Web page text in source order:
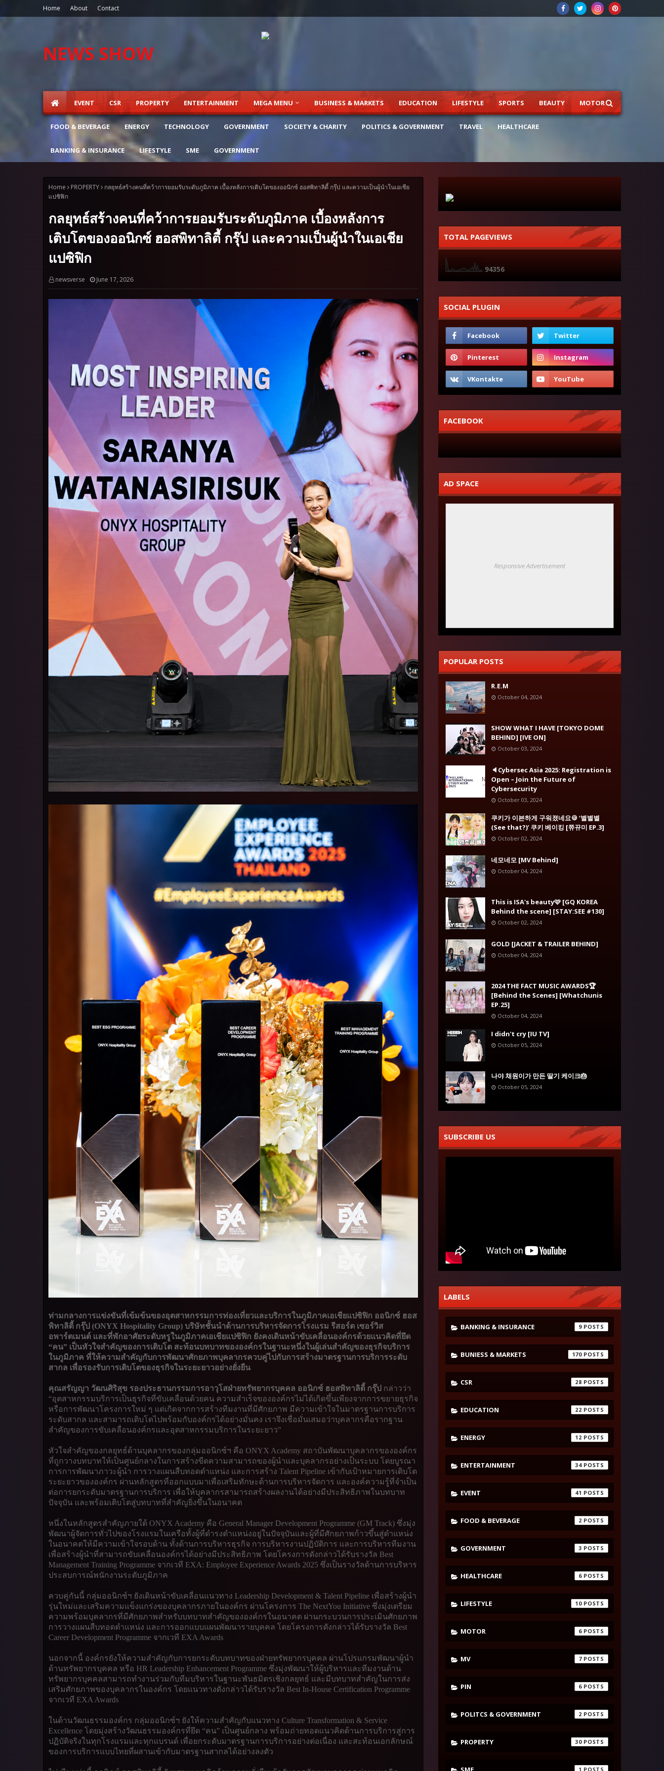
Home About Contact
NEWS SHOW
EVENT CSR PROPERTY ENTERTAINMENT MEGA MENU BUSINESS & MARKETS EDUCATION LIFESTYLE SPORTS BEAUTY MOTOR
FOOD & BEVERAGE ENERGY TECHNOLOGY GOVERNMENT SOCIETY & CHARITY POLITICS & GOVERNMENT TRAVEL HEALTHCARE
BANKING & INSURANCE LIFESTYLE SME GOVERNMENT
Home PROPERTY
กลยุทธ์สร้างคนที่คว้าการยอมรับระดับภูมิภาค เบื้องหลังการเติบโตของออนิกซ์ ฮอสพิทาลิตี้ กรุ๊ป และความเป็นผู้นำในเอเชีย
แปซิฟิก
กลยุทธ์สร้างคนที่คว้าการยอมรับระดับภูมิภาค เบื้องหลังการ
เติบโตของออนิกซ์ ฮอสพิทาลิตี้ กรุ๊ป และความเป็นผู้นำในเอเชีย
แปซิฟิก
newsverse June 17, 2026
ท่ามกลางการแข่งขันที่เข้มข้นของอุตสาหกรรมการท่องเที่ยวและบริการในภูมิภาคเอเชียแปซิฟิก ออนิกซ์ ฮอส
พิทาลิตี้ กรุ๊ป (ONYX Hospitality Group) บริษัทชั้นนำด้านการบริหารจัดการโรงแรม รีสอร์ต เซอร์วิส
อพาร์ตเมนต์ และที่พักอาศัยระดับหรูในภูมิภาคเอเชียแปซิฟิก ยังคงเดินหน้าขับเคลื่อนองค์กรด้วยแนวคิดที่ยึด
“คน” เป็นหัวใจสำคัญของการเติบโต สะท้อนบทบาทขององค์กรในฐานะหนึ่งในผู้เล่นสำคัญของธุรกิจบริการ
ในภูมิภาค ที่ให้ความสำคัญกับการพัฒนาศักยภาพบุคลากรควบคู่ไปกับการสร้างมาตรฐานการบริการระดับ
สากล เพื่อรองรับการเติบโตของธุรกิจในระยะยาวอย่างยั่งยืน
คุณสรัญญา วัฒนศิริสุข รองประธานกรรมการอาวุโสฝ่ายทรัพยากรบุคคล ออนิกซ์ ฮอสพิทาลิตี้ กรุ๊ป กล่าวว่า
“อุตสาหกรรมบริการเป็นธุรกิจที่ขับเคลื่อนด้วยคน ความสำเร็จขององค์กรไม่ได้เกิดขึ้นเพียงจากการขยายธุรกิจ
หรือการพัฒนาโครงการใหม่ ๆ แต่เกิดจากการสร้างทีมงานที่มีศักยภาพ มีความเข้าใจในมาตรฐานการบริการ
ระดับสากล และสามารถเติบโตไปพร้อมกับองค์กรได้อย่างมั่นคง เราจึงเชื่อมั่นเสมอว่าบุคลากรคือรากฐาน
สำคัญของการขับเคลื่อนองค์กรและอุตสาหกรรมบริการในระยะยาว”
หัวใจสำคัญของกลยุทธ์ด้านบุคลากรของกลุ่มออนิกซ์ฯ คือ ONYX Academy สถาบันพัฒนาบุคลากรขององค์กร
ที่ถูกวางบทบาทให้เป็นศูนย์กลางในการสร้างขีดความสามารถของผู้นำและบุคลากรอย่างเป็นระบบ โดยบูรณา
การการพัฒนาภาวะผู้นำ การวางแผนสืบทอดตำแหน่ง และการสร้าง Talent Pipeline เข้ากับเป้าหมายการเติบโต
ระยะยาวขององค์กร ผ่านหลักสูตรที่ออกแบบมาเพื่อเสริมทักษะด้านการบริหารจัดการ และองค์ความรู้ที่จำเป็น
ต่อการยกระดับมาตรฐานการบริการ เพื่อให้บุคลากรสามารถสร้างผลงานได้อย่างมีประสิทธิภาพในบทบาท
ปัจจุบัน และพร้อมเติบโตสู่บทบาทที่สำคัญยิ่งขึ้นในอนาคต
หนึ่งในหลักสูตรสำคัญภายใต้ ONYX Academy คือ General Manager Development Programme (GM Track) ซึ่งมุ่ง
พัฒนาผู้จัดการทั่วไปของโรงแรมในเครือทั้งผู้ที่ดำรงตำแหน่งอยู่ในปัจจุบันและผู้ที่มีศักยภาพก้าวขึ้นสู่ตำแหน่ง
ในอนาคตให้มีความเข้าใจรอบด้าน ทั้งด้านการบริหารธุรกิจ การบริหารงานปฏิบัติการ และการบริหารทีมงาน
เพื่อสร้างผู้นำที่สามารถขับเคลื่อนองค์กรได้อย่างมีประสิทธิภาพ โดยโครงการดังกล่าวได้รับรางวัล Best
Management Training Programme จากเวที EXA: Employee Experience Awards 2025 ซึ่งเป็นรางวัลด้านการบริหาร
ประสบการณ์พนักงานระดับภูมิภาค
ควบคู่กันนี้ กลุ่มออนิกซ์ฯ ยังเดินหน้าขับเคลื่อนแนวทาง Leadership Development & Talent Pipeline เพื่อสร้างผู้นำ
รุ่นใหม่และเสริมความแข็งแกร่งของบุคลากรภายในองค์กร ผ่านโครงการ The NextYou Initiative ซึ่งมุ่งเตรียม
ความพร้อมบุคลากรที่มีศักยภาพสำหรับบทบาทสำคัญขององค์กรในอนาคต ผ่านกระบวนการประเมินศักยภาพ
การวางแผนสืบทอดตำแหน่ง และการออกแบบแผนพัฒนารายบุคคล โดยโครงการดังกล่าวได้รับรางวัล Best
Career Development Programme จากเวที EXA Awards
นอกจากนี้ องค์กรยังให้ความสำคัญกับการยกระดับบทบาทของฝ่ายทรัพยากรบุคคล ผ่านโปรแกรมพัฒนาผู้นำ
ด้านทรัพยากรบุคคล หรือ HR Leadership Enhancement Programme ซึ่งมุ่งพัฒนาให้ผู้บริหารและทีมงานด้าน
ทรัพยากรบุคคลสามารถทำงานร่วมกับทีมบริหารในฐานะพันธมิตรเชิงกลยุทธ์ และมีบทบาทสำคัญในการส่ง
เสริมศักยภาพของบุคลากรในองค์กร โดยแนวทางดังกล่าวได้รับรางวัล Best In-House Certification Programme
จากเวที EXA Awards
ในด้านวัฒนธรรมองค์กร กลุ่มออนิกซ์ฯ ยังให้ความสำคัญกับแนวทาง Culture Transformation & Service
Excellence โดยมุ่งสร้างวัฒนธรรมองค์กรที่ยึด “คน” เป็นศูนย์กลาง พร้อมถ่ายทอดแนวคิดด้านการบริการสู่การ
ปฏิบัติจริงในทุกโรงแรมและทุกแบรนด์ เพื่อยกระดับมาตรฐานการบริการอย่างต่อเนื่อง และสะท้อนเอกลักษณ์
ของการบริการแบบไทยที่ผสานเข้ากับมาตรฐานสากลได้อย่างลงตัว
TOTAL PAGEVIEWS
94356
SOCIAL PLUGIN
FACEBOOK
AD SPACE
Responsive Advertisement
POPULAR POSTS
R.E.M
October 04, 2024
SHOW WHAT I HAVE [TOKYO DOME
BEHIND] [IVE ON]
October 03, 2024
🔈Cybersec Asia 2025: Registration is
Open – Join the Future of
Cybersecurity
October 03, 2024
쿠키가 이븐하게 구워졌네요🍪 ‘별별별
(See that?)’ 쿠키 베이킹 [쮸뀨미 EP.3]
October 02, 2024
네모네모 [MV Behind]
October 04, 2024
This is ISA's beauty🩷 [GQ KOREA
Behind the scene] [STAY:SEE #130]
October 02, 2024
GOLD [JACKET & TRAILER BEHIND]
October 04, 2024
2024 THE FACT MUSIC AWARDS🏆
[Behind the Scenes] [Whatchunis
EP.25]
October 04, 2024
I didn't cry [IU TV]
October 05, 2024
나야 채원이가 만든 딸기 케이크🎂
October 05, 2024
SUBSCRIBE US
LABELS
BANKING & INSURANCE 9
BUNIESS & MARKETS 170
CSR 28
EDUCATION 22
ENERGY 12
ENTERTAINMENT 34
EVENT 41
FOOD & BEVERAGE 2
GOVERNMENT 3
HEALTHCARE 6
LIFESTYLE 10
MOTOR 6
MV 7
PIN 6
POLITCS & GOVERNMENT 2
PROPERTY 30
1